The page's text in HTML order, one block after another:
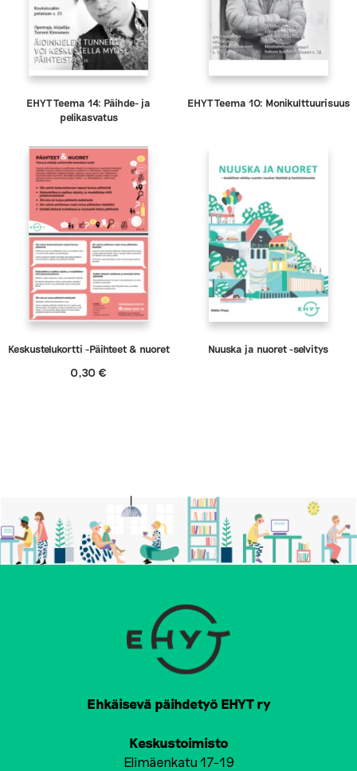
EHYT Teema 14: Päihde- ja
pelikasvatus
EHYT Teema 10: Monikulttuurisuus
Keskustelukortti -Päihteet & nuoret
0,30€
Nuuska ja nuoret -selvitys
Ehkäisevä päihdetyö EHYT ry
Keskustoimisto
Elimäenkatu 17-19